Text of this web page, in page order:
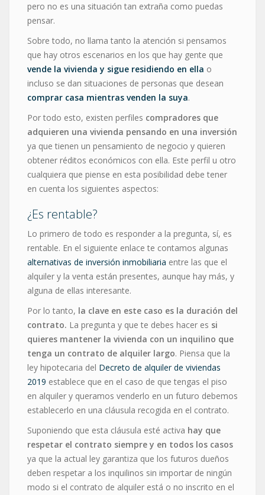
pero no es una situación tan extraña como puedas
pensar.
Sobre todo, no llama tanto la atención si pensamos
que hay otros escenarios en los que hay gente que
vende la vivienda y sigue residiendo en ella o
incluso se dan situaciones de personas que desean
comprar casa mientras venden la suya.
Por todo esto, existen perfiles compradores que
adquieren una vivienda pensando en una inversión
ya que tienen un pensamiento de negocio y quieren
obtener réditos económicos con ella. Este perfil u otro
cualquiera que piense en esta posibilidad debe tener
en cuenta los siguientes aspectos:
¿Es rentable?
Lo primero de todo es responder a la pregunta, sí, es
rentable. En el siguiente enlace te contamos algunas
alternativas de inversión inmobiliaria entre las que el
alquiler y la venta están presentes, aunque hay más, y
alguna de ellas interesante.
Por lo tanto, la clave en este caso es la duración del
contrato. La pregunta y que te debes hacer es si
quieres mantener la vivienda con un inquilino que
tenga un contrato de alquiler largo. Piensa que la
ley hipotecaria del Decreto de alquiler de viviendas
2019 establece que en el caso de que tengas el piso
en alquiler y queramos venderlo en un futuro debemos
establecerlo en una cláusula recogida en el contrato.
Suponiendo que esta cláusula esté activa hay que
respetar el contrato siempre y en todos los casos
ya que la actual ley garantiza que los futuros dueños
deben respetar a los inquilinos sin importar de ningún
modo si el contrato de alquiler está o no inscrito en el